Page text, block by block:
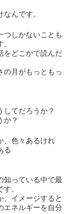
んです。
つしかないことも
をどこかで読んだ
の月がもっともっ
してだろうか？
か？
、色々あるけれ
る
知っている中で最
。
、イメージすると
エネルギーを自分